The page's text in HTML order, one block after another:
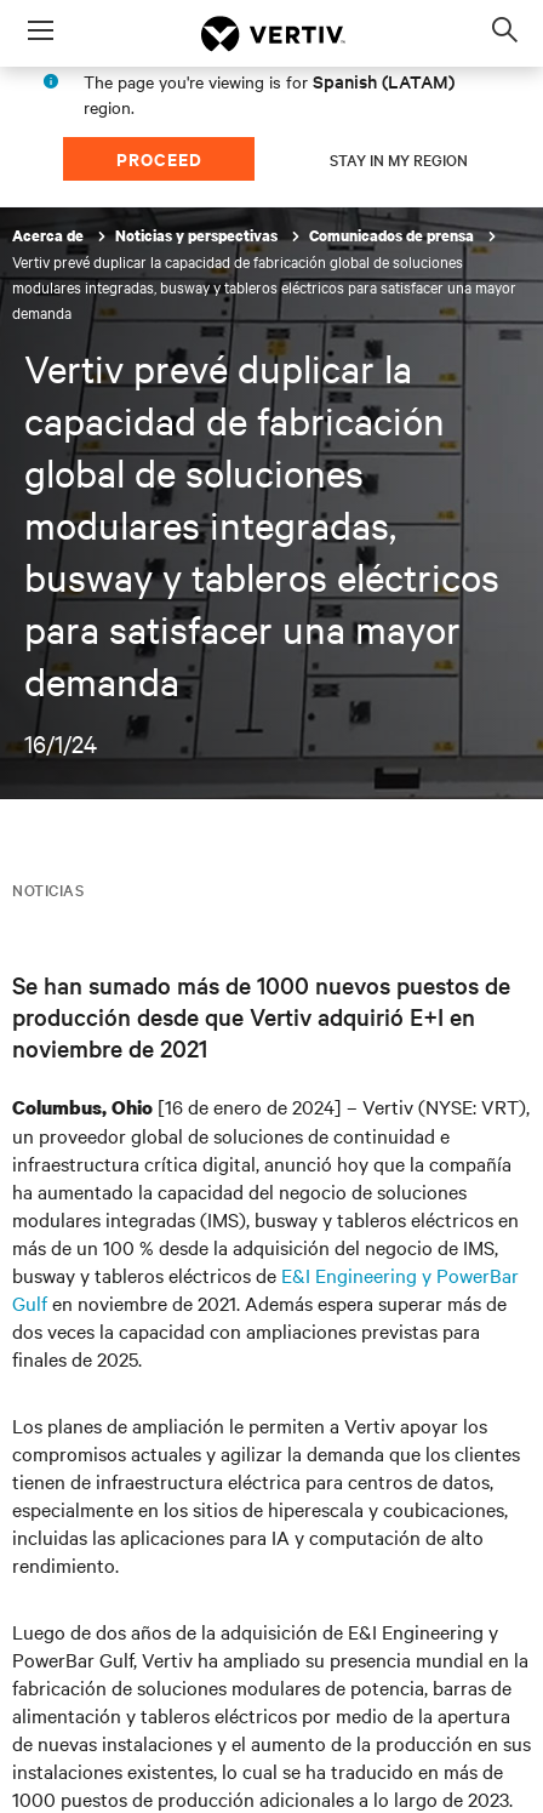
Menu
The page you're viewing is for Spanish (LATAM)
region.
PROCEED STAY IN MY REGION
Acerca de Noticias y perspectivas Comunicados de prensa
Vertiv prevé duplicar la capacidad de fabricación global de soluciones
modulares integradas, busway y tableros eléctricos para satisfacer una mayor
demanda
Vertiv prevé duplicar la
capacidad de fabricación
global de soluciones
modulares integradas,
busway y tableros eléctricos
para satisfacer una mayor
demanda
16/1/24
NOTICIAS
Se han sumado más de 1000 nuevos puestos de
producción desde que Vertiv adquirió E+I en
noviembre de 2021
Columbus, Ohio [16 de enero de 2024] – Vertiv (NYSE: VRT),
un proveedor global de soluciones de continuidad e
infraestructura crítica digital, anunció hoy que la compañía
ha aumentado la capacidad del negocio de soluciones
modulares integradas (IMS), busway y tableros eléctricos en
más de un 100 % desde la adquisición del negocio de IMS,
busway y tableros eléctricos de E&I Engineering y PowerBar
Gulfen noviembre de 2021. Además espera superar más de
dos veces la capacidad con ampliaciones previstas para
finales de 2025.
Los planes de ampliación le permiten a Vertiv apoyar los
compromisos actuales y agilizar la demanda que los clientes
tienen de infraestructura eléctrica para centros de datos,
especialmente en los sitios de hiperescala y coubicaciones,
incluidas las aplicaciones para IA y computación de alto
rendimiento.
Luego de dos años de la adquisición de E&I Engineering y
PowerBar Gulf, Vertiv ha ampliado su presencia mundial en la
fabricación de soluciones modulares de potencia, barras de
alimentación y tableros eléctricos por medio de la apertura
de nuevas instalaciones y el aumento de la producción en sus
instalaciones existentes, lo cual se ha traducido en más de
1000 puestos de producción adicionales a lo largo de 2023.